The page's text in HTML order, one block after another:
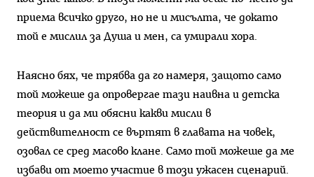
приема всичко друго, но не и мисълта, че докато
той е мислил за Душа и мен, са умирали хора.
Наясно бях, че трябва да го намеря, защото само
той можеше да опровергае тази наивна и детска
теория и да ми обясни какви мисли в
действителност се въртят в главата на човек,
озовал се сред масово клане. Само той можеше да ме
избави от моето участие в този ужасен сценарий.